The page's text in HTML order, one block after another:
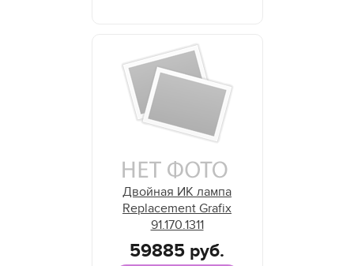
Двойная ИК лампа
Replacement Grafix
91.170.1311
59885 руб.